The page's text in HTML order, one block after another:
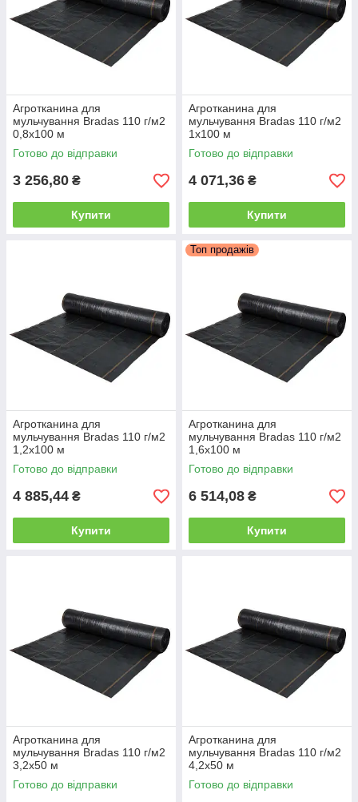
Агротканина для
мульчування Bradas 110 г/м2
0,8х100 м
Готово до відправки
3 256,80 ₴
Купити
Агротканина для
мульчування Bradas 110 г/м2
1х100 м
Готово до відправки
4 071,36 ₴
Купити
Агротканина для
мульчування Bradas 110 г/м2
1,2х100 м
Готово до відправки
4 885,44 ₴
Купити
Топ продажів
Агротканина для
мульчування Bradas 110 г/м2
1,6х100 м
Готово до відправки
6 514,08 ₴
Купити
Агротканина для
мульчування Bradas 110 г/м2
3,2х50 м
Готово до відправки
Агротканина для
мульчування Bradas 110 г/м2
4,2х50 м
Готово до відправки